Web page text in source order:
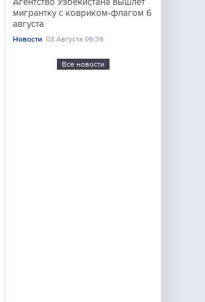
мигрантку с ковриком-флагом 6
августа
Новости 03 Августа 09:39
Все новости